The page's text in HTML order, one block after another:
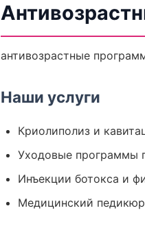
антивозрастные
Наши услуги
Криолиполиз и
Уходовые программы
Инъекции ботокса и
Медицинский